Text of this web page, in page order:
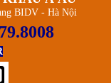
BIDV - Hà Nội